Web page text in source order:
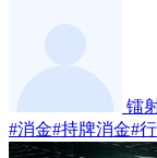
镭
#消金#持牌消金#